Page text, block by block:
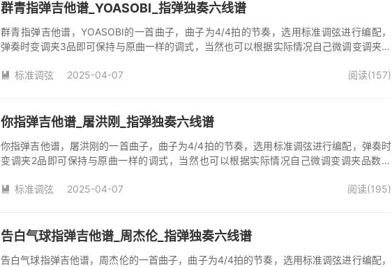
群青指弹吉他谱_YOASOBI_指弹独奏六线谱
群青指弹吉他谱，YOASOBI的一首曲子，曲子为4/4拍的节奏，选用标准调弦进行编配，
弹奏时变调夹3品即可保持与原曲一样的调式，当然也可以根据实际情况自己微调变调夹品
 标准调弦 2025-04-07 阅读(157)
你指弹吉他谱_屠洪刚_指弹独奏六线谱
你指弹吉他谱，屠洪刚的一首曲子，曲子为4/4拍的节奏，选用标准调弦进行编配，弹奏时
变调夹2品即可保持与原曲一样的调式，当然也可以根据实际情况自己微调变调夹品数。
 标准调弦 2025-04-07 阅读(195)
告白气球指弹吉他谱_周杰伦_指弹独奏六线谱
告白气球指弹吉他谱，周杰伦的一首曲子，曲子为4/4拍的节奏，选用标准调弦进行编配，